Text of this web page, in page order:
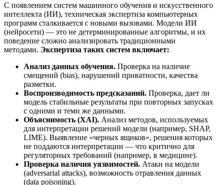
С появлением систем машинного обучения и искусственного
интеллекта (ИИ), техническая экспертиза компьютерных
программ сталкивается с новыми вызовами. Модели ИИ
(нейросети) — это не детерминированные алгоритмы, и их
поведение сложно анализировать традиционными
методами. Экспертиза таких систем включает:
Анализ данных обучения. Проверка на наличие
смещений (bias), нарушений приватности, качества
разметки.
Воспроизводимость предсказаний. Проверка, дает ли
модель стабильные результаты при повторных запусках
с одними и теми же данными.
Объяснимость (XAI). Анализ методов, используемых
для интерпретации решений модели (например, SHAP,
LIME). Выявление «черных ящиков», решения которых
не поддаются интерпретации — что критично для
регуляторных требований (например, в медицине).
Проверка наличия уязвимостей. Атаки на модели
(adversarial attacks), возможность отравления данных
(data poisoning).